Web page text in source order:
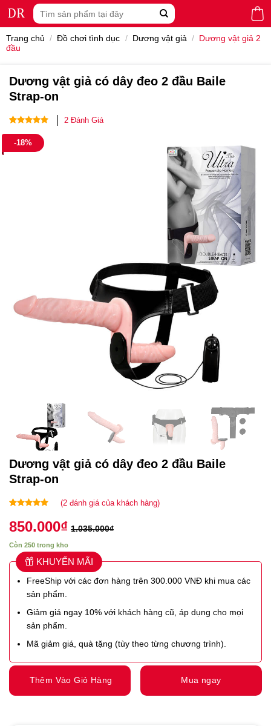
Tìm
kiếm:
Trang chủ / Đồ chơi tình dục / Dương vật giả / Dương vật giả 2
đầu
Dương vật giả có dây đeo 2 đầu Baile
Strap-on
5.00trên 5
dựa trên
2
đánh giá
2Đánh Giá
-18%
Dương vật giả có dây đeo 2 đầu Baile
Strap-on
dựa trên
(2đánh giá của khách hàng)
850.000₫ 1.035.000₫
Còn 250 trong kho
KHUYẾN MÃI
FreeShip với các đơn hàng trên 300.000 VNĐ khi mua các
sản phẩm.
Giảm giá ngay 10% với khách hàng cũ, áp dụng cho mọi
sản phẩm.
Mã giảm giá, quà tặng (tùy theo từng chương trình).
Thêm Vào Giỏ Hàng Mua ngay